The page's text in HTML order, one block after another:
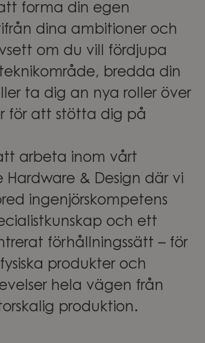
forma din egen
dina ambitioner och
om du vill fördjupa
bredda din
ta dig an nya roller över
för att stötta dig på
arbeta inom vårt
Hardware & Design där vi
ingenjörskompetens
och ett
förhållningssätt – för
produkter och
hela vägen från
produktion.